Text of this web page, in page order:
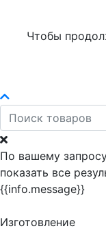
Чтобы
По вашему
показать все
{{info.message}}
Изготовление